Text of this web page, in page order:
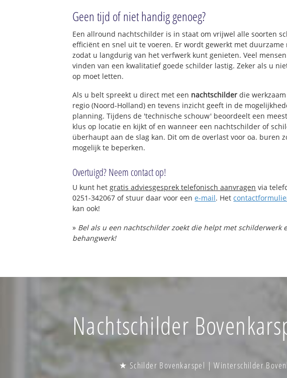
Geen tijd of niet handig genoeg?
Een allround nachtschilder is in staat om vrijwel alle soorten
efficiënt en snel uit te voeren. Er wordt gewerkt met duurzame
zodat u langdurig van het verfwerk kunt genieten. Veel
vinden van een kwalitatief goede schilder lastig. Zeker als u
op moet letten.
Als u belt spreekt u direct met een nachtschilder die
regio (Noord-Holland) en tevens inzicht geeft in de
planning. Tijdens de 'technische schouw' beoordeelt een
klus op locatie en kijkt of en wanneer een nachtschilder of
überhaupt aan de slag kan. Dit om de overlast voor oa. buren
mogelijk te beperken.
Overtuigd? Neem contact op!
U kunt hetgratis adviesgesprek telefonisch aanvragen via
0251-342067 of stuur daar voor eene-mail. Het
kan ook!
» Bel als u een nachtschilder zoekt die helpt met schilderwerk
behangwerk!
Nachtschilder
★ Schilder Bovenkarspel | Winterschilder